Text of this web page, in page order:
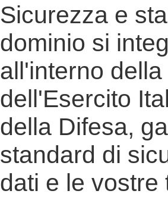
Sicurezza e
dominio si
all'interno
dell'Esercito
della Difesa,
standard di
dati e le vostre